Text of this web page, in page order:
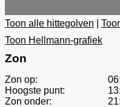
Toon alle hittegolven
Toon Hellmann-grafiek
Zon
Zon op:
Hoogste punt:
Zon onder: